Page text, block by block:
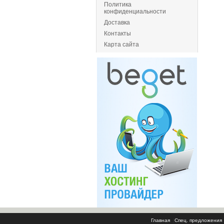
Политика
конфиденциальности
Доставка
Контакты
Карта сайта
Главная Спец. предложения